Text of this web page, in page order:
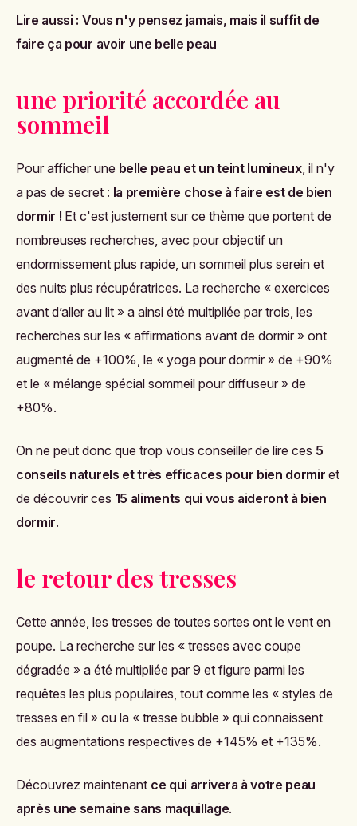
Lire aussi : Vous n'y pensez jamais, mais il suffit de
faire ça pour avoir une belle peau
une priorité accordée au
sommeil
Pour afficher une belle peau et un teint lumineux, il n'y
a pas de secret : la première chose à faire est de bien
dormir ! Et c'est justement sur ce thème que portent de
nombreuses recherches, avec pour objectif un
endormissement plus rapide, un sommeil plus serein et
des nuits plus récupératrices. La recherche « exercices
avant d’aller au lit » a ainsi été multipliée par trois, les
recherches sur les « affirmations avant de dormir » ont
augmenté de +100%, le « yoga pour dormir » de +90%
et le « mélange spécial sommeil pour diffuseur » de
+80%.
On ne peut donc que trop vous conseiller de lire ces 5
conseils naturels et très efficaces pour bien dormir et
de découvrir ces 15 aliments qui vous aideront à bien
dormir.
le retour des tresses
Cette année, les tresses de toutes sortes ont le vent en
poupe. La recherche sur les « tresses avec coupe
dégradée » a été multipliée par 9 et figure parmi les
requêtes les plus populaires, tout comme les « styles de
tresses en fil » ou la « tresse bubble » qui connaissent
des augmentations respectives de +145% et +135%.
Découvrez maintenant ce qui arrivera à votre peau
après une semaine sans maquillage.